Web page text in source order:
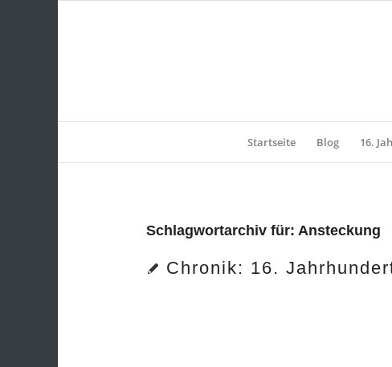
Startseite Blog 16.
Schlagwortarchiv für: Ansteckung
Chronik: 16.